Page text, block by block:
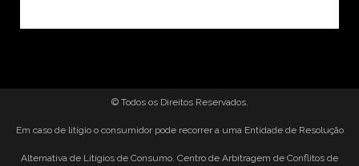
© Todos os Direitos Reservados.
Em caso de litígio o consumidor pode recorrer a uma Entidade de Resolução
Alternativa de Litígios de Consumo. Centro de Arbitragem de Conflitos de